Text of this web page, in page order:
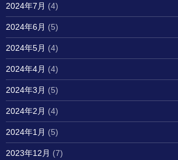
2024年7月 (4)
2024年6月 (5)
2024年5月 (4)
2024年4月 (4)
2024年3月 (5)
2024年2月 (4)
2024年1月 (5)
2023年12月 (7)